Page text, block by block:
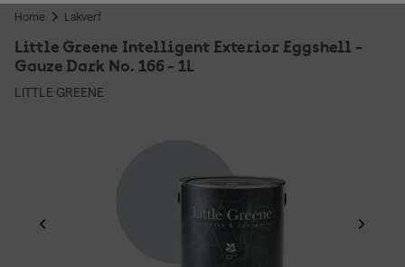
Home Lakverf
Little Greene Intelligent Exterior Eggshell -
Gauze Dark No. 166 - 1L
LITTLE GREENE